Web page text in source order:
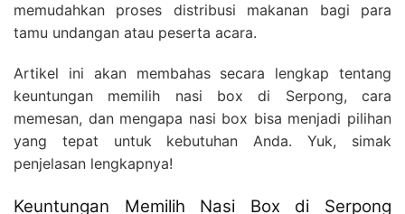
memudahkan proses distribusi makanan bagi para
tamu undangan atau peserta acara.
Artikel ini akan membahas secara lengkap tentang
keuntungan memilih nasi box di Serpong, cara
memesan, dan mengapa nasi box bisa menjadi pilihan
yang tepat untuk kebutuhan Anda. Yuk, simak
penjelasan lengkapnya!
Keuntungan Memilih Nasi Box di Serpong